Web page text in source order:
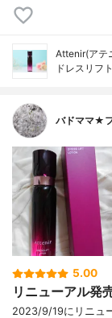
Attenir(アテ
ドレスリフ
バドママ★
5.00
リニューアル発
2023/9/19にリニュ